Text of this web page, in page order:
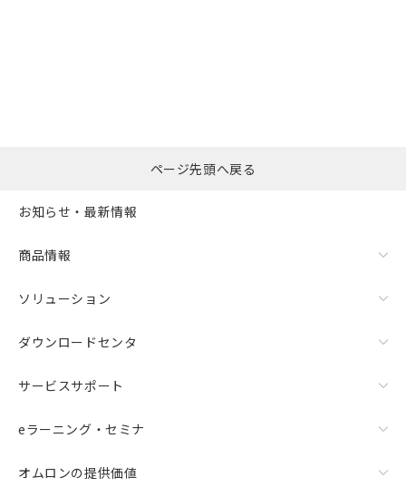
括ダウンロード
ページ先頭へ戻る
お知らせ・最新情報
商品情報
ソリューション
ダウンロードセンタ
サービスサポート
eラーニング・セミナ
オムロンの提供価値